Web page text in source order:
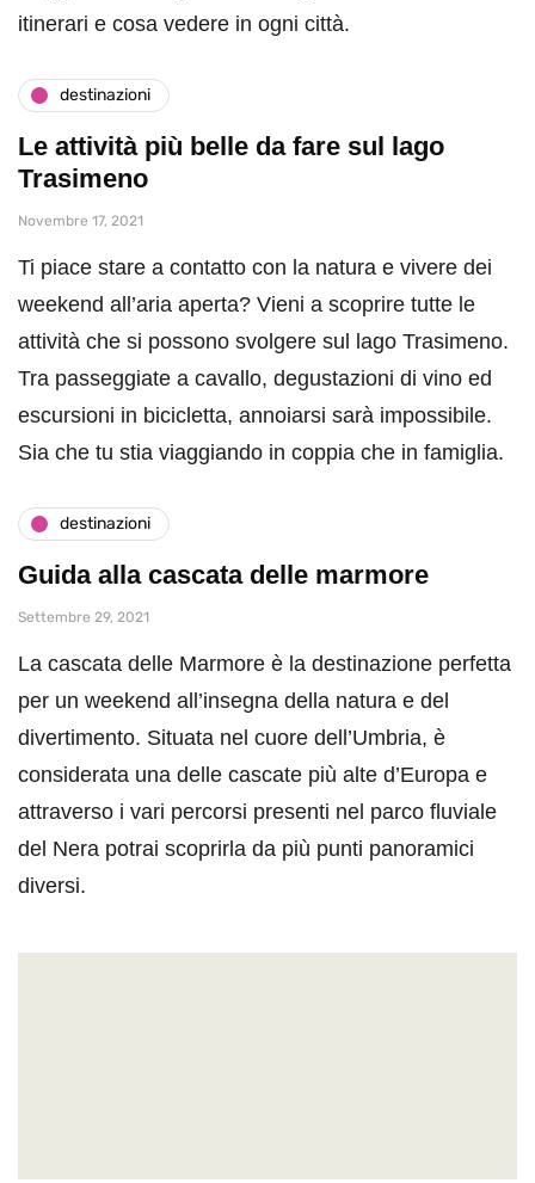
itinerari e cosa vedere in ogni città.
destinazioni
Le attività più belle da fare sul lago
Trasimeno
Novembre 17, 2021
Ti piace stare a contatto con la natura e vivere dei
weekend all’aria aperta? Vieni a scoprire tutte le
attività che si possono svolgere sul lago Trasimeno.
Tra passeggiate a cavallo, degustazioni di vino ed
escursioni in bicicletta, annoiarsi sarà impossibile.
Sia che tu stia viaggiando in coppia che in famiglia.
destinazioni
Guida alla cascata delle marmore
Settembre 29, 2021
La cascata delle Marmore è la destinazione perfetta
per un weekend all’insegna della natura e del
divertimento. Situata nel cuore dell’Umbria, è
considerata una delle cascate più alte d’Europa e
attraverso i vari percorsi presenti nel parco fluviale
del Nera potrai scoprirla da più punti panoramici
diversi.